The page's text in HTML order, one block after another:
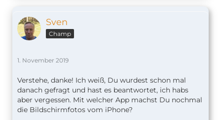
Sven
Champ
1. November 2019
Verstehe, danke! Ich weiß, Du wurdest schon mal
danach gefragt und hast es beantwortet, ich habs
aber vergessen. Mit welcher App machst Du nochmal
die Bildschirmfotos vom iPhone?